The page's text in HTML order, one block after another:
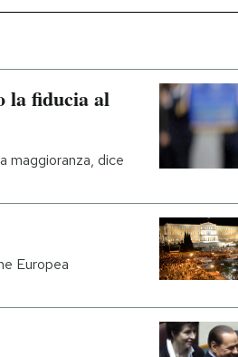
la fiducia al
maggioranza, dice
Europea